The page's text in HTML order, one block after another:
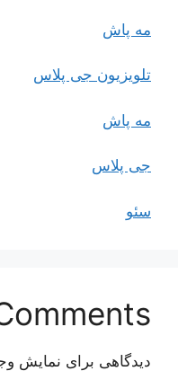
مه پاش
تلویزیون جی پلاس
مه پاش
جی پلاس
سئو
دیدگاهی برای نمایش